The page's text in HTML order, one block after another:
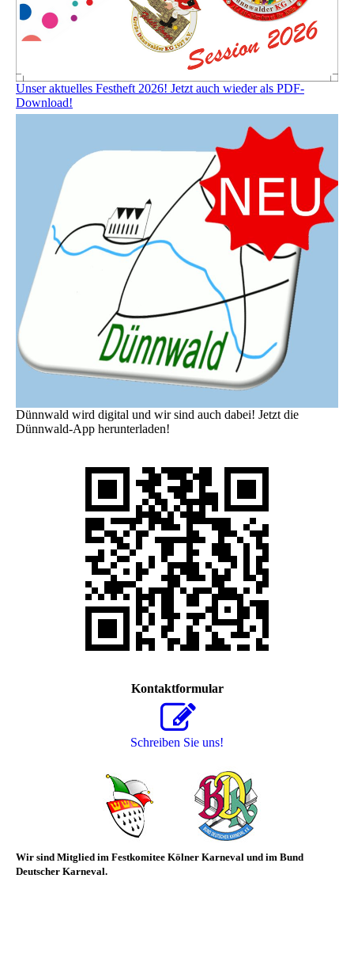
Unser aktuelles Festheft 2026! Jetzt auch wieder als PDF-
Download!
Dünnwald wird digital und wir sind auch dabei! Jetzt die
Dünnwald-App herunterladen!
Kontaktformular
Schreiben Sie uns!
Wir sind Mitglied im Festkomitee Kölner Karneval und im Bund
Deutscher Karneval.